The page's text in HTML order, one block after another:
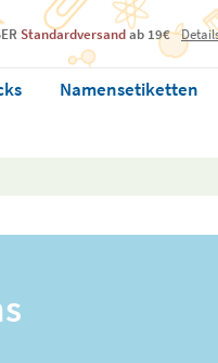
Standardversandab 19€
Namensetiketten